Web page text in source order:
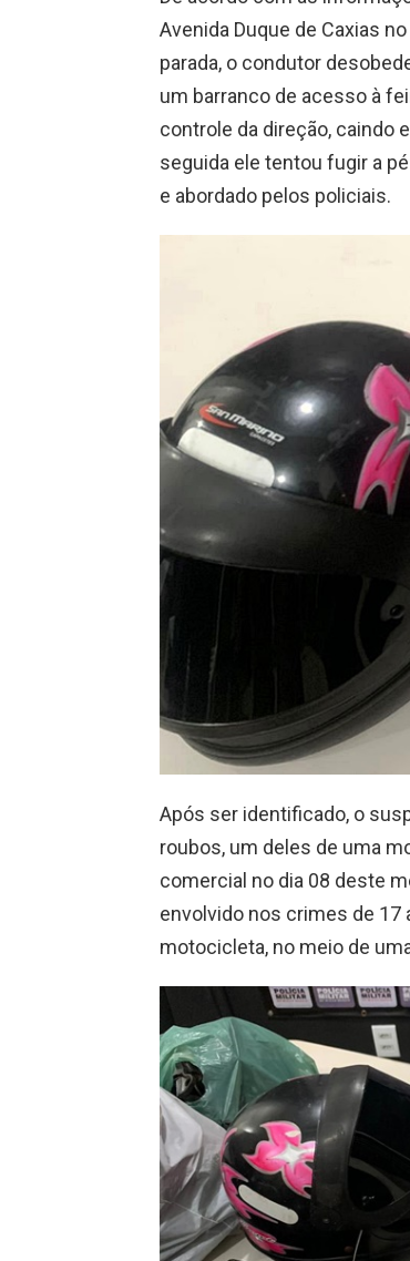
Avenida Duque de Caxias
parada, o condutor
um barranco de acesso à
controle da direção, caindo
seguida ele tentou fugir a
e abordado pelos policiais.
Após ser identificado, o
roubos, um deles de uma
comercial no dia 08 deste
envolvido nos crimes de 17
motocicleta, no meio de